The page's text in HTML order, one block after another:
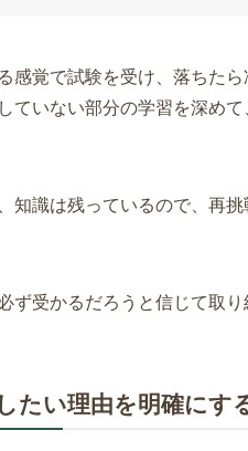
感覚で試験を受け、落ちた
ていない部分の学習を深め
知識は残っているので、再
ず受かるだろうと信じて取り
たい理由を明確にす